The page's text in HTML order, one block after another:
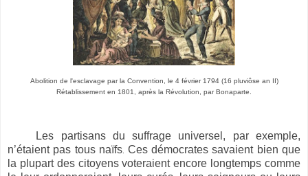
Abolition de l'esclavage par la Convention, le 4 février 1794 (16 pluviôse an II)
Rétablissement en 1801, après la Révolution, par Bonaparte.
Les partisans du suffrage universel, par exemple,
n’étaient pas tous naïfs. Ces démocrates savaient bien que
la plupart des citoyens voteraient encore longtemps comme